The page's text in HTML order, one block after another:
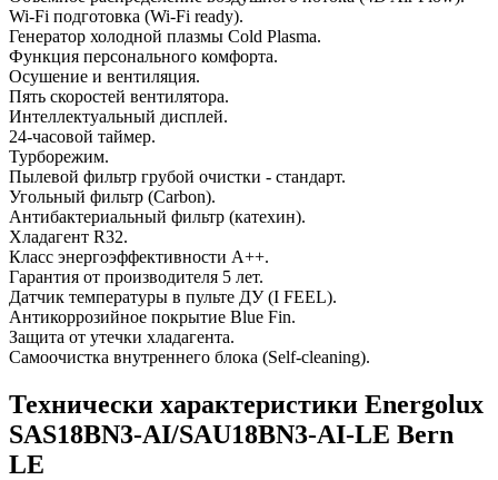
Wi-Fi подготовка (Wi-Fi ready).
Генератор холодной плазмы Cold Plasma.
Функция персонального комфорта.
Осушение и вентиляция.
Пять скоростей вентилятора.
Интеллектуальный дисплей.
24-часовой таймер.
Турборежим.
Пылевой фильтр грубой очистки - стандарт.
Угольный фильтр (Carbon).
Антибактериальный фильтр (катехин).
Хладагент R32.
Класс энергоэффективности A++.
Гарантия от производителя 5 лет.
Датчик температуры в пульте ДУ (I FEEL).
Антикоррозийное покрытие Blue Fin.
Защита от утечки хладагента.
Самоочистка внутреннего блока (Self-cleaning).
Технически характеристики Energolux
SAS18BN3-AI/SAU18BN3-AI-LE Bern
LE